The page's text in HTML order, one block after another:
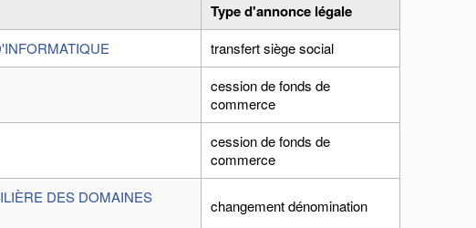
Type d'annonce légale
transfert siège social
cession de fonds de
commerce
cession de fonds de
commerce
DES DOMAINES
changement dénomination